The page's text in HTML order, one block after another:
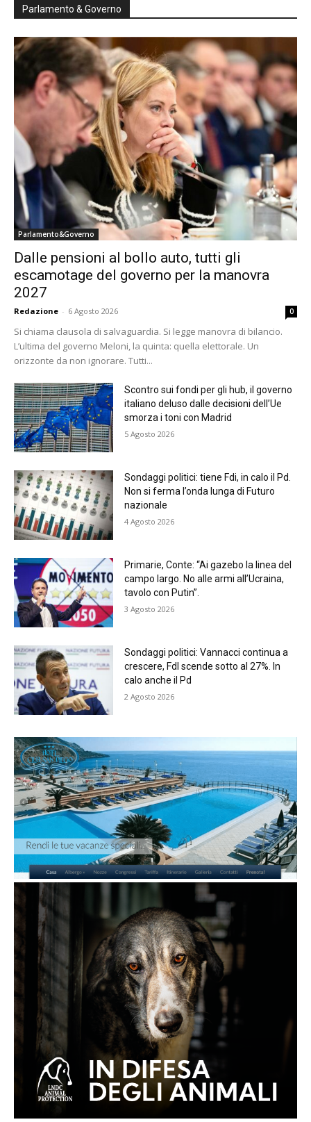
Parlamento & Governo
Parlamento&Governo
Dalle pensioni al bollo auto, tutti gli
escamotage del governo per la manovra
2027
Redazione - 6 Agosto 2026 0
Si chiama clausola di salvaguardia. Si legge manovra di bilancio.
L’ultima del governo Meloni, la quinta: quella elettorale. Un
orizzonte da non ignorare. Tutti...
Scontro sui fondi per gli hub, il governo
italiano deluso dalle decisioni dell’Ue
smorza i toni con Madrid
5 Agosto 2026
Sondaggi politici: tiene Fdi, in calo il Pd.
Non si ferma l’onda lunga di Futuro
nazionale
4 Agosto 2026
Primarie, Conte: “Ai gazebo la linea del
campo largo. No alle armi all’Ucraina,
tavolo con Putin”.
3 Agosto 2026
Sondaggi politici: Vannacci continua a
crescere, FdI scende sotto al 27%. In
calo anche il Pd
2 Agosto 2026